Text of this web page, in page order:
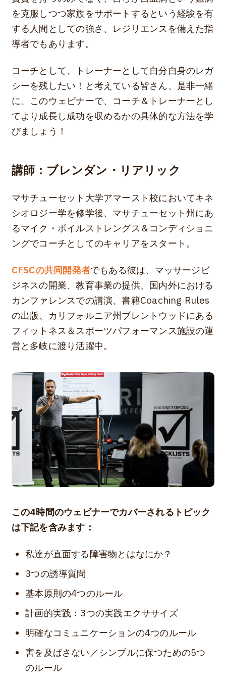
を克服しつつ家族をサポートするという経験を有
する人間としての強さ、レジリエンスを備えた指
導者でもあります。
コーチとして、トレーナーとして自分自身のレガ
シーを残したい！と考えている皆さん、是非一緒
に、このウェビナーで、コーチ＆トレーナーとし
てより成長し成功を収めるかの具体的な方法を学
びましょう！
講師：ブレンダン・リアリック
マサチューセット大学アマースト校においてキネ
シオロジー学を修学後、マサチューセット州にあ
るマイク・ボイルストレングス＆コンディショニ
ングでコーチとしてのキャリアをスタート。
CFSCの共同開発者でもある彼は、マッサージビ
ジネスの開業、教育事業の提供、国内外における
カンファレンスでの講演、書籍Coaching Rules
の出版、カリフォルニア州ブレントウッドにある
フィットネス＆スポーツパフォーマンス施設の運
営と多岐に渡り活躍中。
この4時間のウェビナーでカバーされるトピック
は下記を含みます：
私達が直面する障害物とはなにか？
3つの誘導質問
基本原則の4つのルール
計画的実践：3つの実践エクササイズ
明確なコミュニケーションの4つのルール
害を及ばさない／シンプルに保つための5つ
のルール